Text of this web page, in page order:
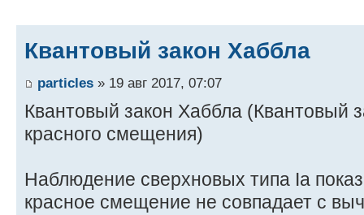
Квантовый закон Хаббла
particles » 19 авг 2017, 07:07
Квантовый закон Хаббла (Квантовый
красного смещения)
Наблюдение сверхновых типа Ia
красное смещение не совпадает с